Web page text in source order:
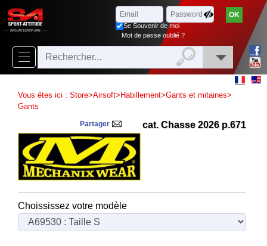
Parcourir
Nouveautés
ventes
Airsoft ‣
Paintball‣
Air
‣
xFermer
Se Souvenir de moi
Mot de passe oublié ?
Vous êtes ici : Store>Airsoft> Habillement>Gants et mitaines>
Gants
cat. Chasse 2026 p.671
Partager
Choississez votre modèle